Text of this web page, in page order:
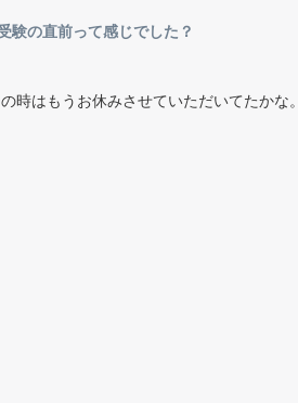
験の直前って感じでした？
時はもうお休みさせていただいてたかな。